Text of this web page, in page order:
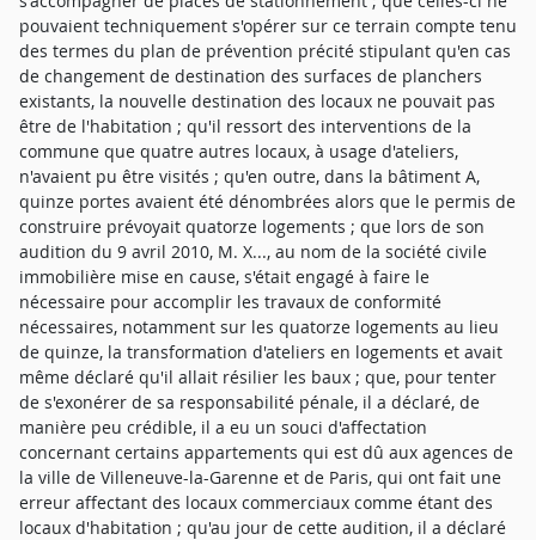
pouvaient techniquement s'opérer sur ce terrain compte tenu
des termes du plan de prévention précité stipulant qu'en cas
de changement de destination des surfaces de planchers
existants, la nouvelle destination des locaux ne pouvait pas
être de l'habitation ; qu'il ressort des interventions de la
commune que quatre autres locaux, à usage d'ateliers,
n'avaient pu être visités ; qu'en outre, dans la bâtiment A,
quinze portes avaient été dénombrées alors que le permis de
construire prévoyait quatorze logements ; que lors de son
audition du 9 avril 2010, M. X..., au nom de la société civile
immobilière mise en cause, s'était engagé à faire le
nécessaire pour accomplir les travaux de conformité
nécessaires, notamment sur les quatorze logements au lieu
de quinze, la transformation d'ateliers en logements et avait
même déclaré qu'il allait résilier les baux ; que, pour tenter
de s'exonérer de sa responsabilité pénale, il a déclaré, de
manière peu crédible, il a eu un souci d'affectation
concernant certains appartements qui est dû aux agences de
la ville de Villeneuve-la-Garenne et de Paris, qui ont fait une
erreur affectant des locaux commerciaux comme étant des
locaux d'habitation ; qu'au jour de cette audition, il a déclaré